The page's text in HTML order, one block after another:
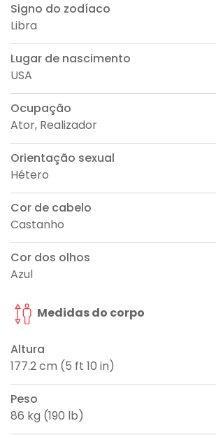
Signo do zodíaco
Libra
Lugar de nascimento
USA
Ocupação
Ator, Realizador
Orientação sexual
Hétero
Cor de cabelo
Castanho
Cor dos olhos
Azul
Medidas do corpo
Altura
177.2 cm (5 ft 10 in)
Peso
86 kg (190 lb)